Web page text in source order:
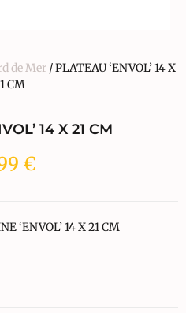
de Mer/ PLATEAU ‘ENVOL’ 14 X
CM
14 X 21 CM
€
‘ENVOL’ 14 X 21 CM